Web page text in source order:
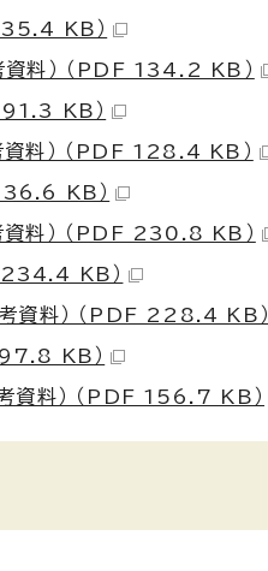
KB）
料） （PDF 134.2 KB）
KB）
料） （PDF 128.4 KB）
KB）
資料） （PDF 230.8 KB）
KB）
資料） （PDF 228.4 KB）
KB）
資料） （PDF 156.7 KB）